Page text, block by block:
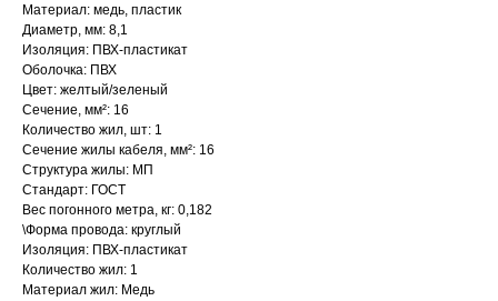
Материал: медь, пластик
Диаметр, мм: 8,1
Изоляция: ПВХ-пластикат
Оболочка: ПВХ
Цвет: желтый/зеленый
Сечение, мм²: 16
Количество жил, шт: 1
Сечение жилы кабеля, мм²: 16
Структура жилы: МП
Стандарт: ГОСТ
Вес погонного метра, кг: 0,182
\Форма провода: круглый
Изоляция: ПВХ-пластикат
Количество жил: 1
Материал жил: Медь